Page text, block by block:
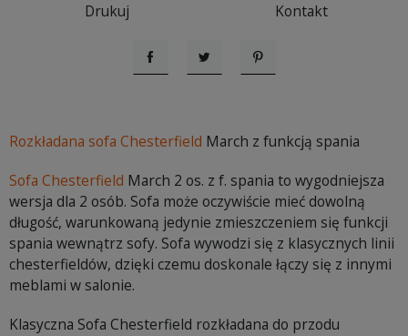
Drukuj Kontakt
UdostępnijTweetujPinterest
Rozkładana sofa Chesterfield March z funkcją spania
Sofa Chesterfield March 2 os. z f. spania to wygodniejsza
wersja dla 2 osób. Sofa może oczywiście mieć dowolną
długość, warunkowaną jedynie zmieszczeniem się funkcji
spania wewnątrz sofy. Sofa wywodzi się z klasycznych linii
chesterfieldów, dzięki czemu doskonale łączy się z innymi
meblami w salonie.
Klasyczna Sofa Chesterfield rozkładana do przodu